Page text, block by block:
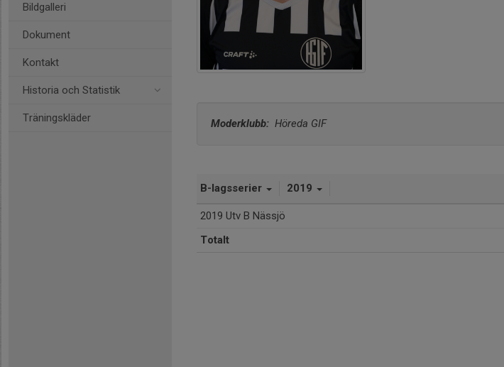
Bildgalleri
Dokument
Kontakt
Historia och Statistik
Träningskläder Moderklubb: Höreda GIF
B-lagsserier 2019
2019 Utv B Nässjö
Totalt